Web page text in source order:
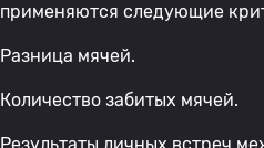
применяются следующие
Разница мячей.
Количество забитых мячей.